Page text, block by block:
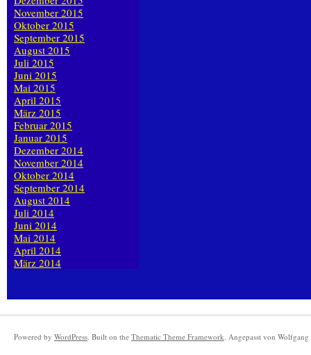
November 2015
Oktober 2015
September 2015
August 2015
Juli 2015
Juni 2015
Mai 2015
April 2015
März 2015
Februar 2015
Januar 2015
Dezember 2014
November 2014
Oktober 2014
September 2014
August 2014
Juli 2014
Juni 2014
Mai 2014
April 2014
März 2014
Powered by WordPress. Built on the Thematic Theme Framework. Angepasst von